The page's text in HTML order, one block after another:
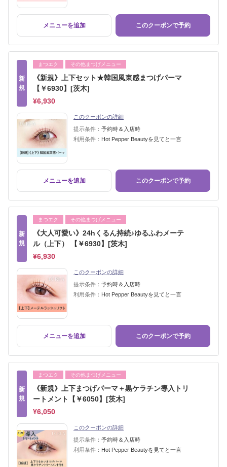
メニューを追加 このクーポンで予約
新
規
まつエク その他まつげメニュー
《新規》上下セット★韓国風束感まつげパーマ
【￥6930】[茨木]
¥6,930
このクーポンの詳細
提示条件： 予約時＆入店時
利用条件： Hot Pepper Beautyを見てと一言
メニューを追加 このクーポンで予約
新
規
まつエク その他まつげメニュー
《大人可愛い》24hくるん持続♪ゆるふわメーテ
ル（上下） 【￥6930】[茨木]
¥6,930
このクーポンの詳細
提示条件： 予約時＆入店時
利用条件： Hot Pepper Beautyを見てと一言
メニューを追加 このクーポンで予約
新
規
まつエク その他まつげメニュー
《新規》上下まつげパーマ＋黒ケラチン導入トリ
ートメント【￥6050】[茨木]
¥6,050
このクーポンの詳細
提示条件： 予約時＆入店時
利用条件： Hot Pepper Beautyを見てと一言